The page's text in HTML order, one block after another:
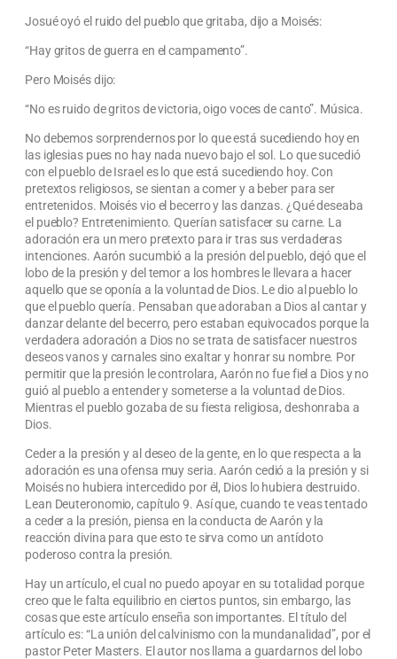
Josué oyó el ruido del pueblo que gritaba, dijo a Moisés:
“Hay gritos de guerra en el campamento”.
Pero Moisés dijo:
“No es ruido de gritos de victoria, oigo voces de canto”. Música.
No debemos sorprendernos por lo que está sucediendo hoy en
las iglesias pues no hay nada nuevo bajo el sol. Lo que sucedió
con el pueblo de Israel es lo que está sucediendo hoy. Con
pretextos religiosos, se sientan a comer y a beber para ser
entretenidos. Moisés vio el becerro y las danzas. ¿Qué deseaba
el pueblo? Entretenimiento. Querían satisfacer su carne. La
adoración era un mero pretexto para ir tras sus verdaderas
intenciones. Aarón sucumbió a la presión del pueblo, dejó que el
lobo de la presión y del temor a los hombres le llevara a hacer
aquello que se oponía a la voluntad de Dios. Le dio al pueblo lo
que el pueblo quería. Pensaban que adoraban a Dios al cantar y
danzar delante del becerro, pero estaban equivocados porque la
verdadera adoración a Dios no se trata de satisfacer nuestros
deseos vanos y carnales sino exaltar y honrar su nombre. Por
permitir que la presión le controlara, Aarón no fue fiel a Dios y no
guió al pueblo a entender y someterse a la voluntad de Dios.
Mientras el pueblo gozaba de su fiesta religiosa, deshonraba a
Dios.
Ceder a la presión y al deseo de la gente, en lo que respecta a la
adoración es una ofensa muy seria. Aarón cedió a la presión y si
Moisés no hubiera intercedido por él, Dios lo hubiera destruido.
Lean Deuteronomio, capítulo 9. Así que, cuando te veas tentado
a ceder a la presión, piensa en la conducta de Aarón y la
reacción divina para que esto te sirva como un antídoto
poderoso contra la presión.
Hay un artículo, el cual no puedo apoyar en su totalidad porque
creo que le falta equilibrio en ciertos puntos, sin embargo, las
cosas que este artículo enseña son importantes. El título del
artículo es: “La unión del calvinismo con la mundanalidad”, por el
pastor Peter Masters. El autor nos llama a guardarnos del lobo